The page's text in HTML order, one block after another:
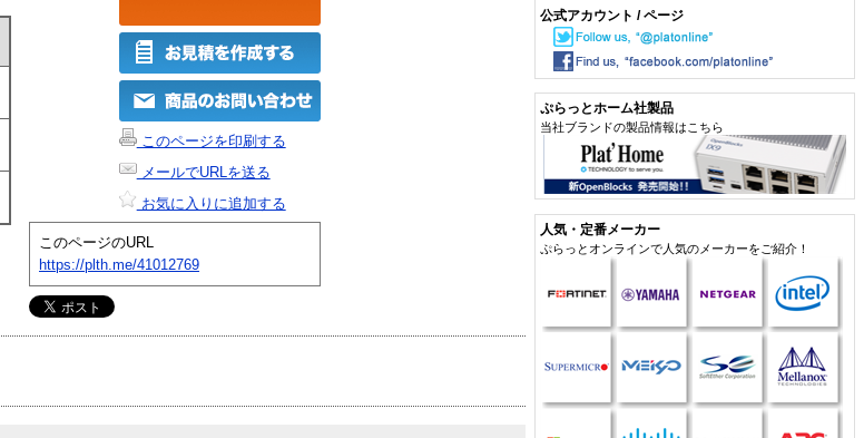
このページを印刷する
メールでURLを送る
お気に入りに追加する
このページのURL
https://plth.me/41012769
公式アカウント / ページ
ぷらっとホーム社製品
当社ブランドの製品情報はこちら
人気・定番メーカー
ぷらっとオンラインで人気のメーカーをご紹介！